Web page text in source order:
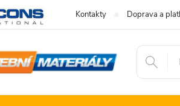
Kontakty Doprava a